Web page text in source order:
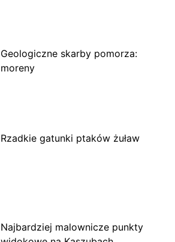
Geologiczne skarby pomorza:
moreny
Rzadkie gatunki ptaków żuław
Najbardziej malownicze punkty